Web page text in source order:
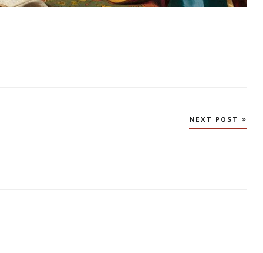
NEXT POST